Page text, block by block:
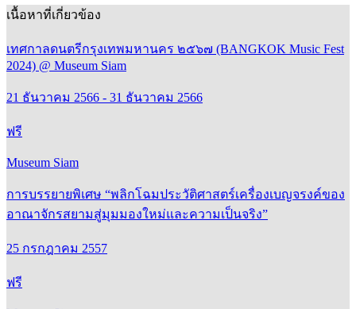
เนื้อหาที่เกี่ยวข้อง
เทศกาลดนตรีกรุงเทพมหานคร ๒๕๖๗ (BANGKOK Music Fest
2024) @ Museum Siam
21 ธันวาคม 2566 - 31 ธันวาคม 2566
ฟรี
Museum Siam
การบรรยายพิเศษ “พลิกโฉมประวัติศาสตร์เครื่องเบญจรงค์ของ
อาณาจักรสยามสู่มุมมองใหม่และความเป็นจริง”
25 กรกฎาคม 2557
ฟรี